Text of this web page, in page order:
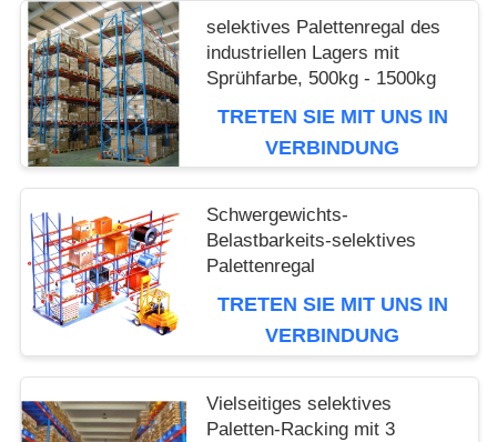
selektives Palettenregal des
industriellen Lagers mit
Sprühfarbe, 500kg - 1500kg
TRETEN SIE MIT UNS IN
VERBINDUNG
Schwergewichts-
Belastbarkeits-selektives
Palettenregal
TRETEN SIE MIT UNS IN
VERBINDUNG
Vielseitiges selektives
Paletten-Racking mit 3